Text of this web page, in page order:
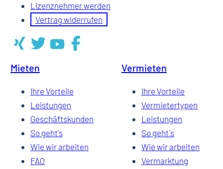
Lizenznehmer werden
Vertrag widerrufen
Mieten
Ihre Vorteile
Leistungen
Geschäftskunden
So geht's
Wie wir arbeiten
FAQ
Vermieten
Ihre Vorteile
Vermietertypen
Leistungen
So geht`s
Wie wir arbeiten
Vermarktung